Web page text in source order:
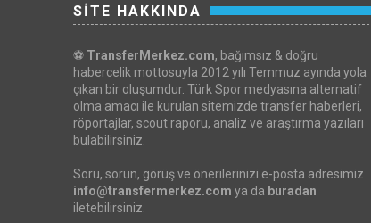
SİTE HAKKINDA
⚽ TransferMerkez.com, bağımsız & doğru
habercelik mottosuyla 2012 yılı Temmuz ayında yola
çıkan bir oluşumdur. Türk Spor medyasına alternatif
olma amacı ile kurulan sitemizde transfer haberleri,
röportajlar, scout raporu, analiz ve araştırma yazıları
bulabilirsiniz.
Soru, sorun, görüş ve önerilerinizi e-posta adresimiz
info@transfermerkez.com ya da buradan
iletebilirsiniz.